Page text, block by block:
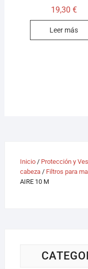
19,30 €
Leer más
Inicio/ Protección y
cabeza/ Filtros para
AIRE 10 M